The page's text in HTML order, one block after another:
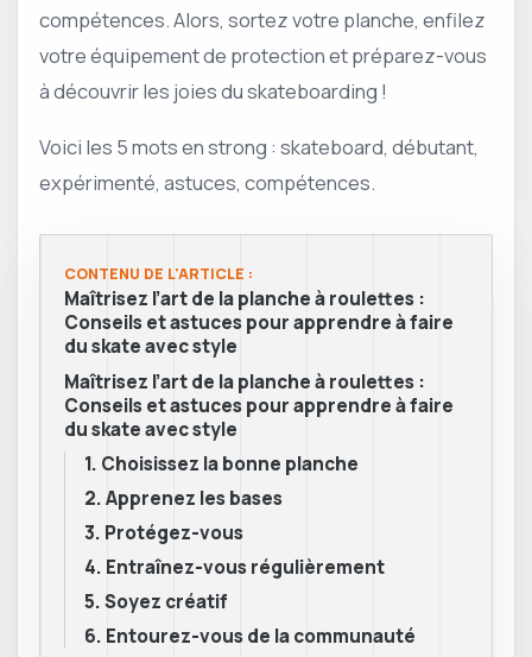
compétences. Alors, sortez votre planche, enfilez
votre équipement de protection et préparez-vous
à découvrir les joies du skateboarding !
Voici les 5 mots en strong : skateboard, débutant,
expérimenté, astuces, compétences.
CONTENU DE L'ARTICLE :
Maîtrisez l’art de la planche à roulettes :
Conseils et astuces pour apprendre à faire
du skate avec style
Maîtrisez l’art de la planche à roulettes :
Conseils et astuces pour apprendre à faire
du skate avec style
1. Choisissez la bonne planche
2. Apprenez les bases
3. Protégez-vous
4. Entraînez-vous régulièrement
5. Soyez créatif
6. Entourez-vous de la communauté